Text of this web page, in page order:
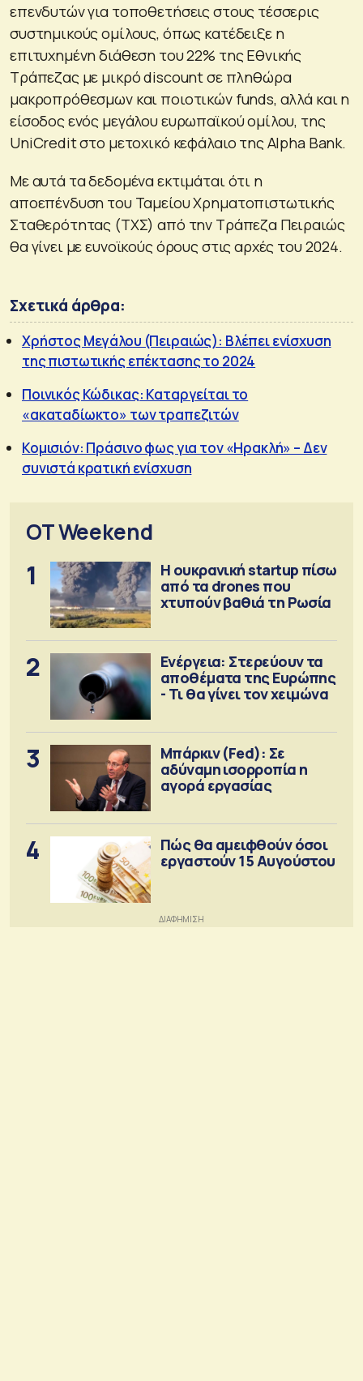
επενδυτών για τοποθετήσεις στους τέσσερις
συστημικούς ομίλους, όπως κατέδειξε η
επιτυχημένη διάθεση του 22% της Εθνικής
Τράπεζας με μικρό discount σε πληθώρα
μακροπρόθεσμων και ποιοτικών funds, αλλά και η
είσοδος ενός μεγάλου ευρωπαϊκού ομίλου, της
UniCredit στο μετοχικό κεφάλαιο της Alpha Bank.
Με αυτά τα δεδομένα εκτιμάται ότι η
αποεπένδυση του Ταμείου Χρηματοπιστωτικής
Σταθερότητας (ΤΧΣ) από την Τράπεζα Πειραιώς
θα γίνει με ευνοϊκούς όρους στις αρχές του 2024.
Σχετικά άρθρα:
Χρήστος Μεγάλου (Πειραιώς): Βλέπει ενίσχυση
της πιστωτικής επέκτασης το 2024
Ποινικός Κώδικας: Καταργείται το
«ακαταδίωκτο» των τραπεζιτών
Κομισιόν: Πράσινο φως για τον «Ηρακλή» – Δεν
συνιστά κρατική ενίσχυση
OT Weekend
1
Η ουκρανική startup πίσω
από τα drones που
χτυπούν βαθιά τη Ρωσία
2
Ενέργεια: Στερεύουν τα
αποθέματα της Ευρώπης
- Τι θα γίνει τον χειμώνα
3
Μπάρκιν (Fed): Σε
αδύναμη ισορροπία η
αγορά εργασίας
4
Πώς θα αμειφθούν όσοι
εργαστούν 15 Αυγούστου